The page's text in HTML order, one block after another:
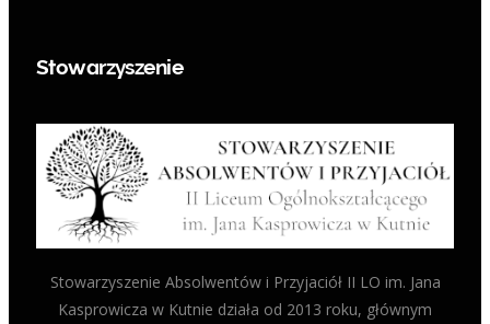
Stowarzyszenie
Stowarzyszenie Absolwentów i Przyjaciół II LO im. Jana
Kasprowicza w Kutnie działa od 2013 roku, głównym